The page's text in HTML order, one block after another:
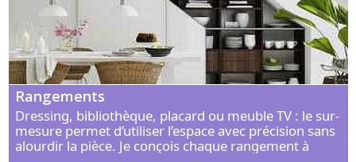
Rangements
Dressing, bibliothèque, placard ou meuble TV : le sur-
mesure permet d’utiliser l’espace avec précision sans
alourdir la pièce. Je conçois chaque rangement à